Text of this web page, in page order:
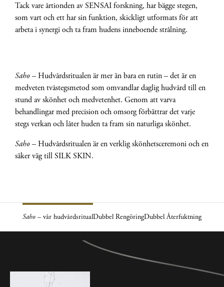
Tack vare årtionden av SENSAI forskning, har bägge stegen,
som vart och ett har sin funktion, skickligt utformats för att
arbeta i synergi och ta fram hudens inneboende strålning.
Saho– Hudvårdsritualen är mer än bara en rutin – det är en
medveten tvåstegsmetod som omvandlar daglig hudvård till en
stund av skönhet och medvetenhet. Genom att varva
behandlingar med precision och omsorg förbättrar det varje
stegs verkan och låter huden ta fram sin naturliga skönhet.
Saho– Hudvårdsritualen är en verklig skönhetsceremoni och en
säker väg till SILK SKIN.
Saho – vår hudvårdsritualDubbel RengöringDubbel Återfuktning